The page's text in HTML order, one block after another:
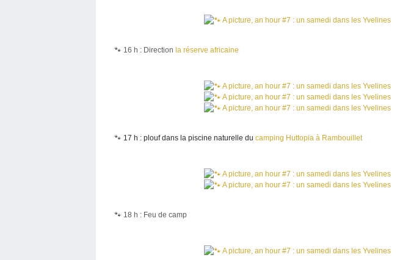
🐾 16 h : Direction la réserve africaine
🐾 17 h : plouf dans la piscine naturelle du camping Huttopia à Rambouillet
🐾 18 h : Feu de camp